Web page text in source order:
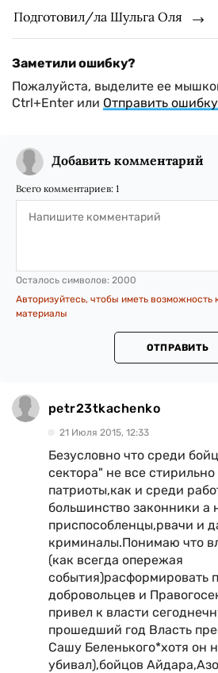
Подготовил/ла Шульга Оля
Заметили ошибку?
Пожалуйста, выделите ее
Ctrl+Enter или Отправить ошибку
Добавить комментарий
Всего комментариев: 1
Осталось символов: 2000
Авторизуйтесь, чтобы иметь возможность
материалы
ОТПРАВИТЬ
petr23tkachenko
21 Июля 2015, 12:33
Безусловно что среди
сектора" не все
патриоты,как и среди
большинство законники а
приспособленцы,рвачи и
криминалы.Понимаю что
(как всегда опережая
события)расформировать
добровольцев и
привел к власти
прошедший год Власть
Сашу Беленького*хотя он
убивал),бойцов